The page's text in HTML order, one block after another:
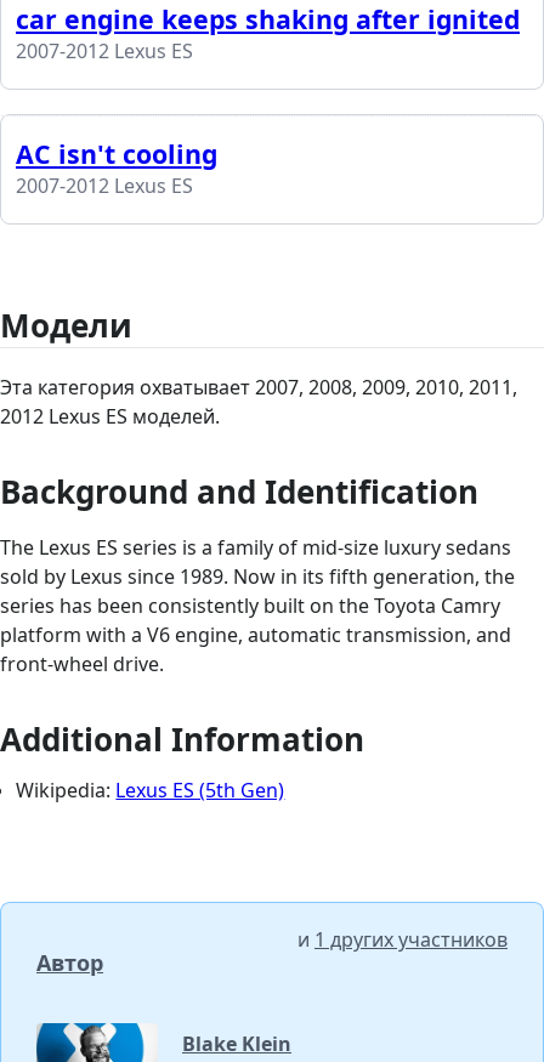
car engine keeps shaking after ignited
2007-2012 Lexus ES
AC isn't cooling
2007-2012 Lexus ES
Модели
Эта категория охватывает 2007, 2008, 2009, 2010, 2011,
2012 Lexus ES моделей.
Background and Identification
The Lexus ES series is a family of mid-size luxury sedans
sold by Lexus since 1989. Now in its fifth generation, the
series has been consistently built on the Toyota Camry
platform with a V6 engine, automatic transmission, and
front-wheel drive.
Additional Information
Wikipedia: Lexus ES (5th Gen)
Автор
и 1 других участников
Blake Klein